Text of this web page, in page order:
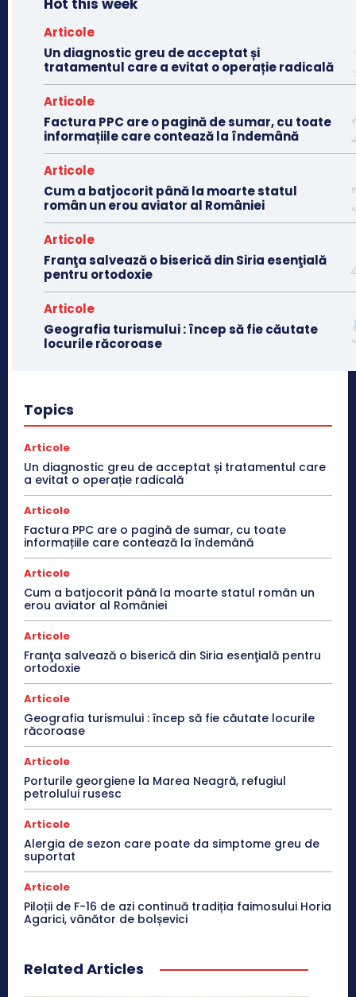
Hot this week
Articole
Un diagnostic greu de acceptat și
tratamentul care a evitat o operație radicală
Articole
Factura PPC are o pagină de sumar, cu toate
informațiile care contează la îndemână
Articole
Cum a batjocorit până la moarte statul
român un erou aviator al României
Articole
Franţa salvează o biserică din Siria esenţială
pentru ortodoxie
Articole
Geografia turismului : încep să fie căutate
locurile răcoroase
Topics
Articole
Un diagnostic greu de acceptat și tratamentul care
a evitat o operație radicală
Articole
Factura PPC are o pagină de sumar, cu toate
informațiile care contează la îndemână
Articole
Cum a batjocorit până la moarte statul român un
erou aviator al României
Articole
Franţa salvează o biserică din Siria esenţială pentru
ortodoxie
Articole
Geografia turismului : încep să fie căutate locurile
răcoroase
Articole
Porturile georgiene la Marea Neagră, refugiul
petrolului rusesc
Articole
Alergia de sezon care poate da simptome greu de
suportat
Articole
Piloții de F-16 de azi continuă tradiția faimosului Horia
Agarici, vânător de bolșevici
Related Articles